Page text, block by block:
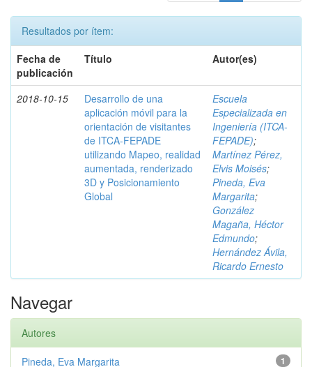
Resultados por ítem:
Fecha de
publicación
Título Autor(es)
2018-10-15
Desarrollo de una
aplicación móvil para la
orientación de visitantes
de ITCA-FEPADE
utilizando Mapeo, realidad
aumentada, renderizado
3D y Posicionamiento
Global
Escuela
Especializada en
Ingeniería (ITCA-
FEPADE);
Martínez Pérez,
Elvis Moisés;
Pineda, Eva
Margarita;
González
Magaña, Héctor
Edmundo;
Hernández Ávila,
Ricardo Ernesto
Navegar
Autores
1
Pineda, Eva Margarita